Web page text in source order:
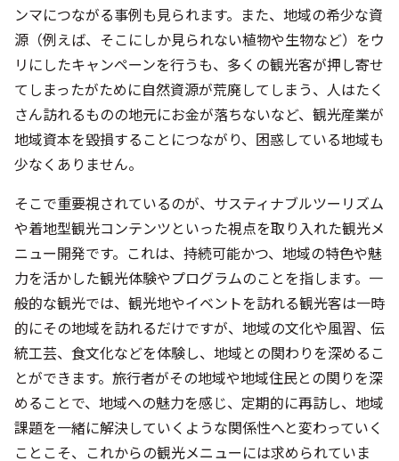
ンマにつながる事例も見られます。また、地域の希少な資
源（例えば、そこにしか見られない植物や生物など）をウ
リにしたキャンペーンを行うも、多くの観光客が押し寄せ
てしまったがために自然資源が荒廃してしまう、人はたく
さん訪れるものの地元にお金が落ちないなど、観光産業が
地域資本を毀損することにつながり、困惑している地域も
少なくありません。
そこで重要視されているのが、サスティナブルツーリズム
や着地型観光コンテンツといった視点を取り入れた観光メ
ニュー開発です。これは、持続可能かつ、地域の特色や魅
力を活かした観光体験やプログラムのことを指します。一
般的な観光では、観光地やイベントを訪れる観光客は一時
的にその地域を訪れるだけですが、地域の文化や風習、伝
統工芸、食文化などを体験し、地域との関わりを深めるこ
とができます。旅行者がその地域や地域住民との関りを深
めることで、地域への魅力を感じ、定期的に再訪し、地域
課題を一緒に解決していくような関係性へと変わっていく
ことこそ、これからの観光メニューには求められていま